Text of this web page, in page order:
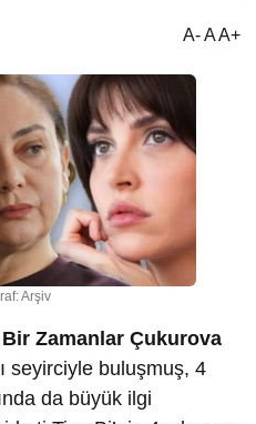
A- A A+
Arşiv
Bir Zamanlar Çukurova
seyirciyle buluşmuş, 4
da büyük ilgi